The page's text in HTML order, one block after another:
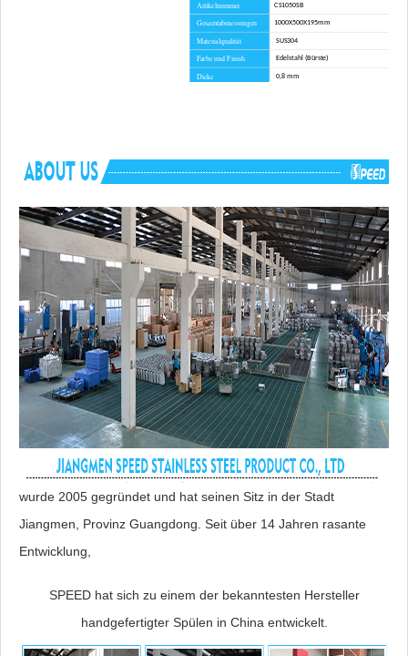
Artikelnummer CS1050SB
Gesamtabmessungen 1000X500X195mm
Materialqualität SUS304
Farbe und Finish Edelstahl (Bürste)
Dicke 0,8 mm
Komponenten
Schneidebrett als Option.
wurde 2005 gegründet und hat seinen Sitz in der Stadt
Jiangmen, Provinz Guangdong. Seit über 14 Jahren rasante
Entwicklung,
SPEED hat sich zu einem der bekanntesten Hersteller
handgefertigter Spülen in China entwickelt.